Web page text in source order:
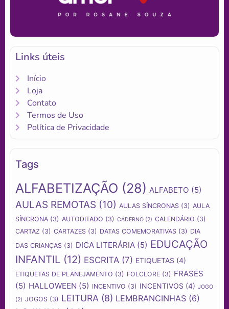
Links úteis
Início
Loja
Contato
Termos de Uso
Política de Privacidade
Tags
ALFABETIZAÇÃO (28) ALFABETO (5)
AULAS REMOTAS (10) AULAS SÍNCRONAS (3) AULA
SÍNCRONA (3) AUTODITADO (3) CADERNO (2) CALENDÁRIO (3)
CARTAZ (3) CARTAZES (3) DATAS COMEMORATIVAS (3) DIA
DAS CRIANÇAS (3) DICA LITERÁRIA (5) EDUCAÇÃO
INFANTIL (12) ESCRITA (7) ETIQUETAS (4)
ETIQUETAS DE PLANEJAMENTO (3) FOLCLORE (3) FRASES
(5) HALLOWEEN (5) INCENTIVO (3) INCENTIVOS (4) JOGO
(2) JOGOS (3) LEITURA (8) LEMBRANCINHAS (6)